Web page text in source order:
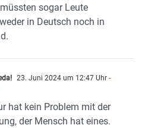
sogar Leute
in Deutsch noch in
23. Juni 2024 um 12:47 Uhr -
hat kein Problem mit der
der Mensch hat eines.